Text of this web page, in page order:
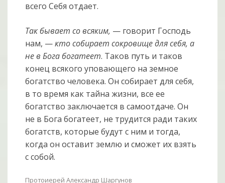
всего Себя отдает.
Так бывает со всяким, — говорит Господь
нам, —кто собирает сокровище для себя, а
не в Бога богатеет. Таков путь и таков
конец всякого уповающего на земное
богатство человека. Он собирает для себя,
в то время как тайна жизни, все ее
богатство заключается в самоотдаче. Он
не в Бога богатеет, не трудится ради таких
богатств, которые будут с ним и тогда,
когда он оставит землю и сможет их взять
с собой.
Протоиерей Александр Шаргунов